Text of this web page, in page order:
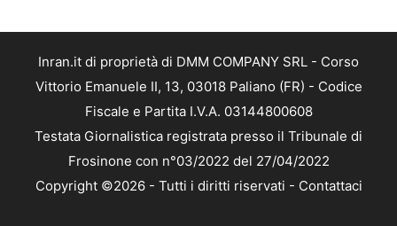
Inran.it di proprietà di DMM COMPANY SRL - Corso
Vittorio Emanuele II, 13, 03018 Paliano (FR) - Codice
Fiscale e Partita I.V.A. 03144800608
Testata Giornalistica registrata presso il Tribunale di
Frosinone con n°03/2022 del 27/04/2022
Copyright ©2026 - Tutti i diritti riservati - Contattaci